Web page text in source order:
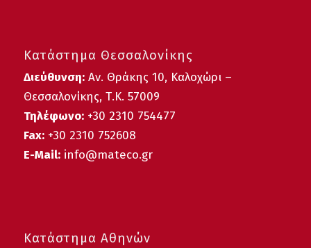
Κατάστημα Θεσσαλονίκης
Διεύθυνση:Αν. Θράκης 10, Καλοχώρι –
Θεσσαλονίκης, Τ.Κ. 57009
Τηλέφωνο:+30 2310 754477
Fax:+30 2310 752608
E-Mail:info@mateco.gr
Κατάστημα Αθηνών